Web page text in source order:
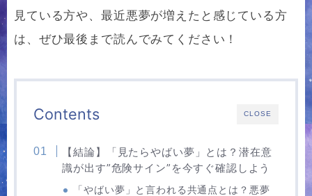
見ている方や、最近悪夢が増えたと感じている方
は、ぜひ最後まで読んでみてください！
CLOSE
Contents
【結論】「見たらやばい夢」とは？潜在意
識が出す”危険サイン”を今すぐ確認しよう
「やばい夢」と言われる共通点とは？悪夢